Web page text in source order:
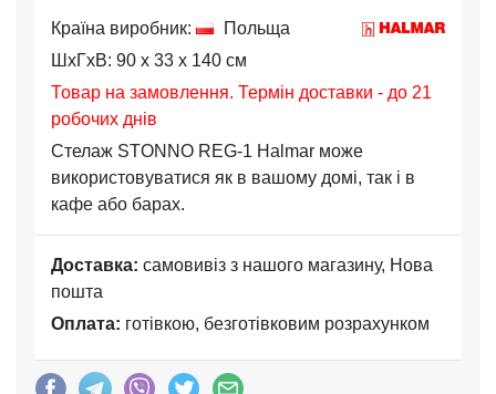
Країна виробник:
Польща
ШхГхВ: 90 x 33 x 140 см
Товар на замовлення. Термін доставки - до 21
робочих днів
Стелаж STONNO REG-1 Halmar може
використовуватися як в вашому домі, так і в
кафе або барах.
Доставка: самовивіз з нашого магазину, Нова
пошта
Оплата: готівкою, безготівковим розрахунком